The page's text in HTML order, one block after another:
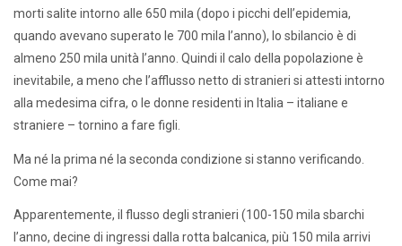
morti salite intorno alle 650 mila (dopo i picchi dell’epidemia,
quando avevano superato le 700 mila l’anno), lo sbilancio è di
almeno 250 mila unità l’anno. Quindi il calo della popolazione è
inevitabile, a meno che l’afflusso netto di stranieri si attesti intorno
alla medesima cifra, o le donne residenti in Italia – italiane e
straniere – tornino a fare figli.
Ma né la prima né la seconda condizione si stanno verificando.
Come mai?
Apparentemente, il flusso degli stranieri (100-150 mila sbarchi
l’anno, decine di ingressi dalla rotta balcanica, più 150 mila arrivi